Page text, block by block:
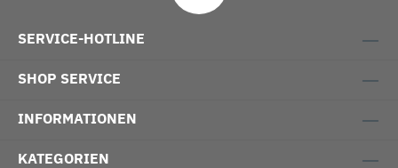
SERVICE-HOTLINE
SHOP SERVICE
INFORMATIONEN
KATEGORIEN